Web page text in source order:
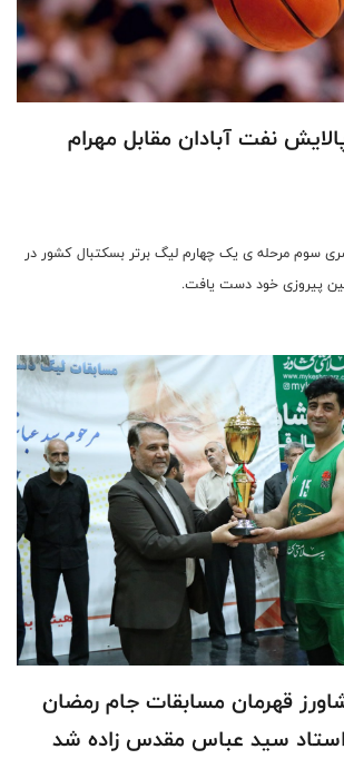
نفت آبادان مقابل مهرام
سوم مرحله ی یک چهارم لیگ برتر بسکتبال کشور در
پیروزی خود دست یافت.
قهرمان مسابقات جام رمضان
استاد سید عباس مقدس زاده شد